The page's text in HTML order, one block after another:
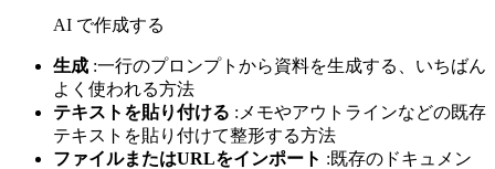
AI で作成する
生成 :一行のプロンプトから資料を生成する、いちばん
よく使われる方法
テキストを貼り付ける :メモやアウトラインなどの既存
テキストを貼り付けて整形する方法
ファイルまたはURLをインポート :既存のドキュメン